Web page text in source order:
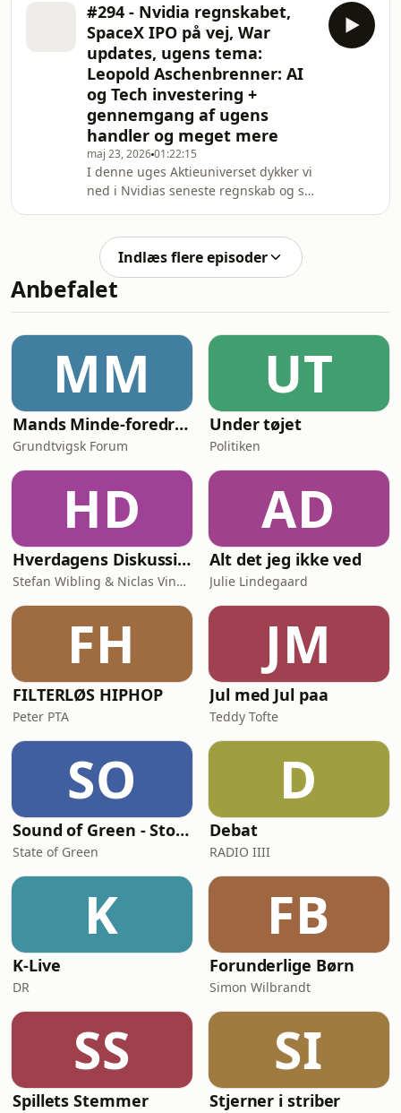
SpaceX er vanvittigt værdisat, og
påstanden om at P/E'en på Nasdaq er
for høj. Mads folder modargumentet
ud med et tankevækkende
regnestykke på Anthropic — og
hvorfor AI efter hans mening er en
strukturel, ikke cyklisk, optur, som
bjørnene undervurderer. Undervejs er
der war updat
#294 - Nvidia regnskabet,
SpaceX IPO på vej, War
updates, ugens tema:
Leopold Aschenbrenner: AI
og Tech investering +
gennemgang af ugens
handler og meget mere
maj 23, 202601:22:15
I denne uges Aktieuniverset dykker vi
ned i Nvidias seneste regnskab og ser
chipindustrien. Vi vender også
rygterne om en potentiel SpaceX IPO
samt de seneste war updates og
deres påvirkning på markederne.
Leopold Aschenbrenners tanker om AI
og tech-investering, hvor vi diskuterer
de større perspektiver og mul
Indlæs flere episoder
Anbefalet
MM
Mands Minde-foredrag
Grundtvigsk Forum
UT
Under tøjet
Politiken
HD
Hverdagens Diskussioner
Stefan Wibling & Niclas Vingaard
AD
Alt det jeg ikke ved
Julie Lindegaard
FH
FILTERLØS HIPHOP
Peter PTA
JM
Jul med Jul paa
Teddy Tofte
SO
Sound of Green - Stories from Denmark's green transition
State of Green
D
Debat
RADIO IIII
K
K-Live
DR
FB
Forunderlige Børn
Simon Wilbrandt
SS
Spillets Stemmer
SI
Stjerner i striber